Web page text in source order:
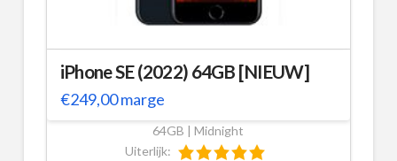
iPhone SE (2022) 64GB [NIEUW]
€249,00marge
64GB | Midnight
Uiterlijk: